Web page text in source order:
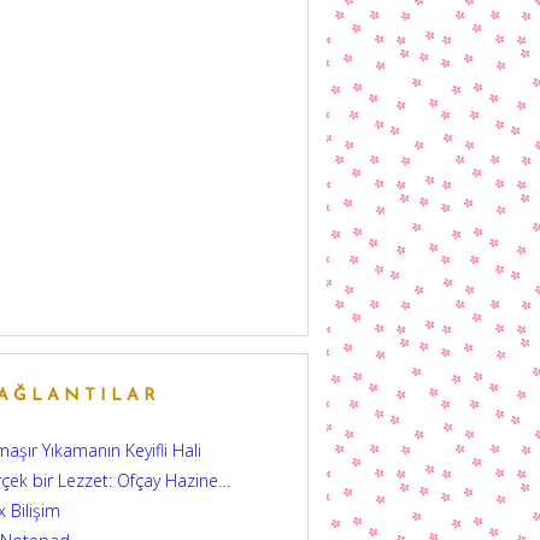
Yıkamanın Keyifli Hali
bir Lezzet: Ofçay Hazine…
Bilişim